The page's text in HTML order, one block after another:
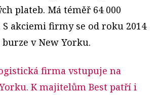
plateb. Má téměř 64 000
S akciemi firmy se od roku 2014
v New Yorku.
firma vstupuje na
K majitelům Best patří i